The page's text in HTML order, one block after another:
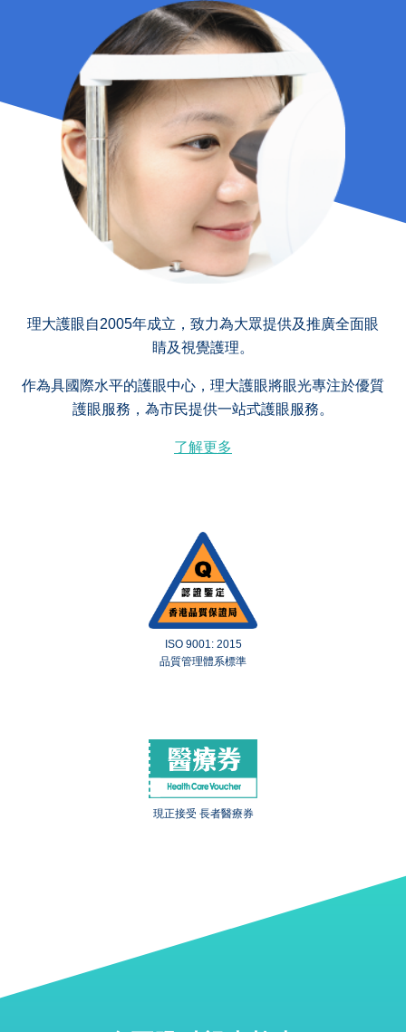
理大護眼自2005年成立，致力為大眾提供及推廣全面眼
睛及視覺護理。
作為具國際水平的護眼中心，理大護眼將眼光專注於優質
護眼服務，為市民提供一站式護眼服務。
了解更多
ISO 9001: 2015
品質管理體系標準
現正接受 長者醫療券